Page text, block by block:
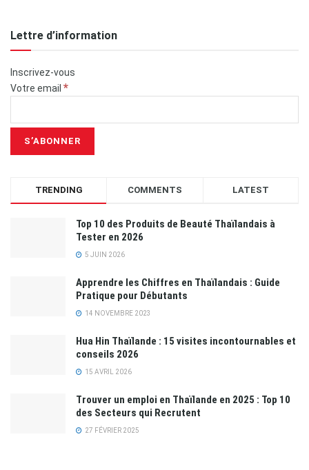
Lettre d’information
Inscrivez-vous
Votre email *
TRENDING COMMENTS LATEST
Top 10 des Produits de Beauté Thaïlandais à
Tester en 2026
5 JUIN 2026
Apprendre les Chiffres en Thaïlandais : Guide
Pratique pour Débutants
14 NOVEMBRE 2023
Hua Hin Thaïlande : 15 visites incontournables et
conseils 2026
15 AVRIL 2026
Trouver un emploi en Thaïlande en 2025 : Top 10
des Secteurs qui Recrutent
27 FÉVRIER 2025